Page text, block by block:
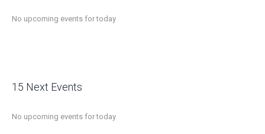
No upcoming events for today
15 Next Events
No upcoming events for today